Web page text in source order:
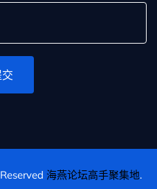
海燕论坛高手聚集地.